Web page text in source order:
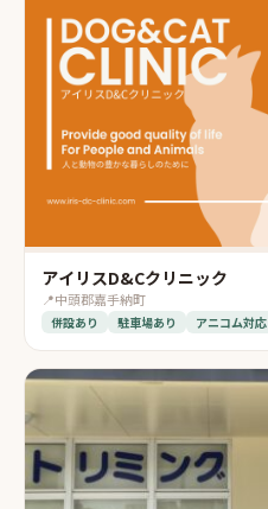
アイリスD&Cクリニック
📍中頭郡嘉手納町
併設あり 駐車場あり アニコム対応